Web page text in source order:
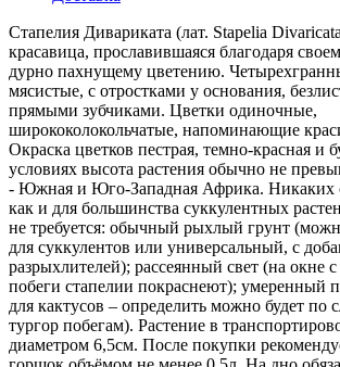
Стапелия Дивариката (лат. Stapelia
красавица, прославившаяся благодаря
дурно пахнущему цветению.
мясистые, с отростками у основания,
прямыми зубчиками. Цветки одиночные,
ширококолокольчатые, напоминающие
Окраска цветков пестрая, темно-красная и
условиях высота растения обычно не
- Южная и Юго-Западная Африка. Никаких
как и для большинства суккулентных
не требуется: обычный рыхлый грунт
для суккулентов или универсальный, с
разрыхлителей); рассеянный свет (на окне
побеги стапелии покраснеют); умеренный
для кактусов – определить можно будет по
тургор побегам). Растение в
диаметром 6,5см. После покупки